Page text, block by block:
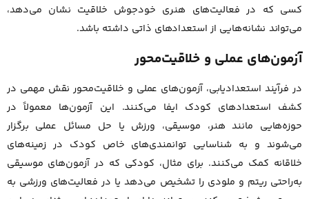
کسی که در فعالیت‌های هنری خودجوش خلاقیت نشان می‌دهد،
می‌تواند نشانه‌هایی از استعدادهای ذاتی داشته باشد.
آزمون‌های عملی و خلاقیت‌محور
در فرآیند استعدادیابی، آزمون‌های عملی و خلاقیت‌محور نقش مهمی در
کشف استعدادهای کودک ایفا می‌کنند. این آزمون‌ها معمولاً در
حوزه‌هایی مانند هنر، موسیقی، ورزش یا حل مسائل عملی برگزار
می‌شوند و به شناسایی توانمندی‌های خاص کودک در زمینه‌های
خلاقانه کمک می‌کنند. برای مثال، کودکی که در آزمون‌های موسیقی
به‌راحتی ریتم و ملودی را تشخیص می‌دهد یا در فعالیت‌های ورزشی به